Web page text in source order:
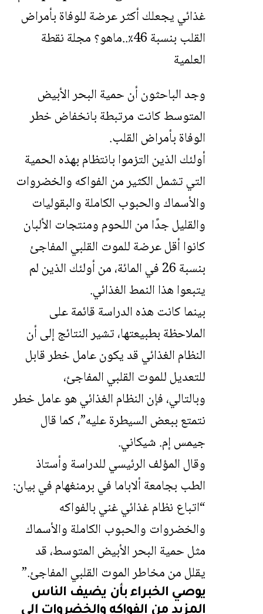
وجد الباحثون أن حمية البحر الأبيض
المتوسط ​​كانت مرتبطة بانخفاض خطر
الوفاة بأمراض القلب.
أولئك الذين التزموا بانتظام بهذه الحمية
التي تشمل الكثير من الفواكه والخضروات
والأسماك والحبوب الكاملة والبقوليات
والقليل جدًا من اللحوم ومنتجات الألبان
كانوا أقل عرضة للموت القلبي المفاجئ
بنسبة 26 في المائة، من أولئك الذين لم
يتبعوا هذا النمط الغذائي.
بينما كانت هذه الدراسة قائمة على
الملاحظة بطبيعتها، تشير النتائج إلى أن
النظام الغذائي قد يكون عامل خطر قابل
للتعديل للموت القلبي المفاجئ،
وبالتالي، فإن النظام الغذائي هو عامل خطر
نتمتع ببعض السيطرة عليه”، كما قال
جيمس إم. شيكاني.
وقال المؤلف الرئيسي للدراسة وأستاذ
الطب بجامعة ألاباما في برمنغهام في بيان:
“اتباع نظام غذائي غني بالفواكه
والخضروات والحبوب الكاملة والأسماك
مثل حمية البحر الأبيض المتوسط، قد
يقلل من مخاطر الموت القلبي المفاجئ.”
يوصي الخبراء بأن يضيف الناس
المزيد من الفواكه والخضروات إلى